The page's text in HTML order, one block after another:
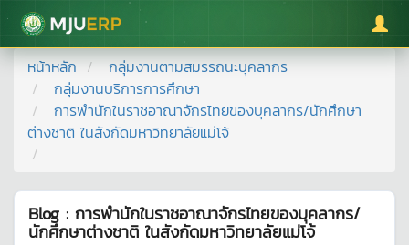
มหาวิทยาลัยแม่โจ้
หน้าหลัก
กลุ่มงานตามสมรรถนะบุคลากร
กลุ่มงานบริการการศึกษา
การพำนักในราชอาณาจักรไทยของบุคลากร/นักศึกษา
ต่างชาติ ในสังกัดมหาวิทยาลัยแม่โจ้
Blog : การพำนักในราชอาณาจักรไทยของบุคลากร/
นักศึกษาต่างชาติ ในสังกัดมหาวิทยาลัยแม่โจ้